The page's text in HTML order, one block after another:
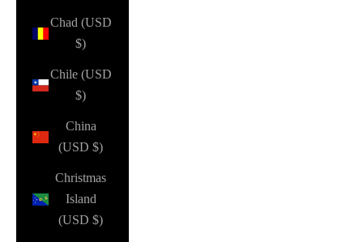
Chad (USD
$)
Chile (USD
$)
China
(USD $)
Christmas
Island
(USD $)